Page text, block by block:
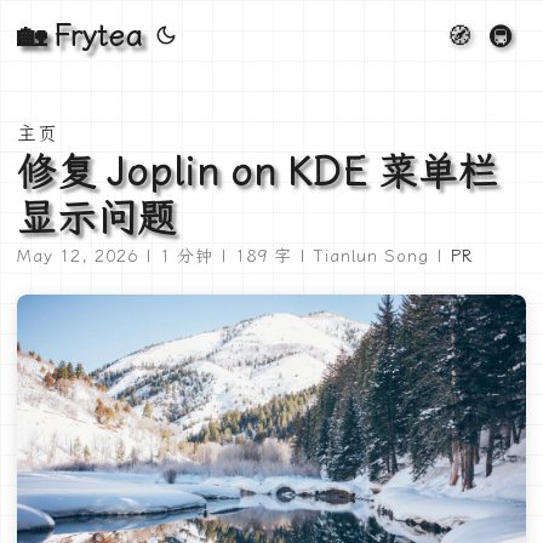
🏡 Frytea 🧭 🚇
主页
修复 Joplin on KDE 菜单栏
显示问题
May 12, 2026 | 1 分钟 | 189 字 | Tianlun Song | PR